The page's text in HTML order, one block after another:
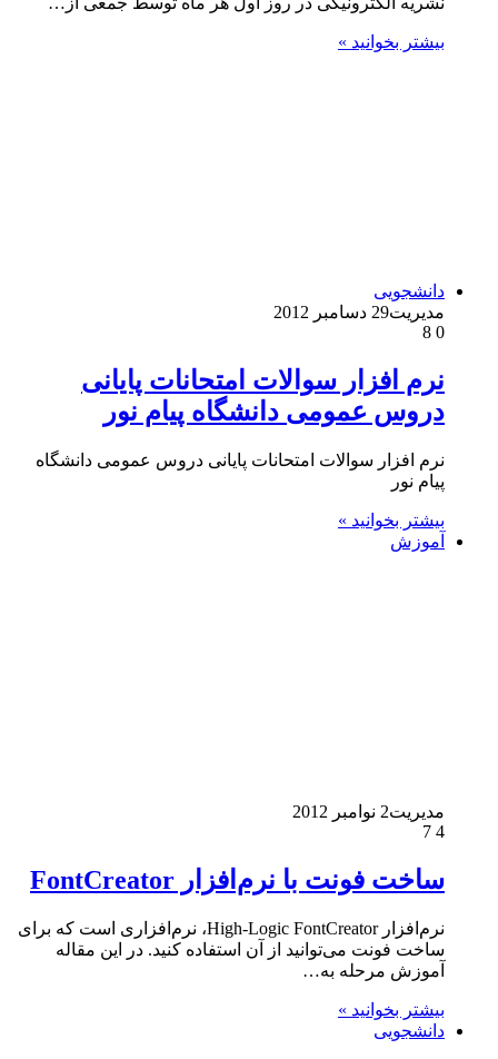
بیشتر بخوانید »
دانشجویی
مدیریت29 دسامبر 2012
0
نرم افزار سوالات امتحانات پایانی
دروس عمومی دانشگاه پیام نور
نرم افزار سوالات امتحانات پایانی دروس عمومی دانشگاه
پیام نور
بیشتر بخوانید »
آموزش
مدیریت2 نوامبر 2012
4
ساخت فونت با نرم‌افزار FontCreator
نرم‌افزار High-Logic FontCreator، نرم‌افزاری است که برای
ساخت فونت می‌توانید از آن استفاده کنید. در این مقاله
آموزش مرحله به…
بیشتر بخوانید »
دانشجویی